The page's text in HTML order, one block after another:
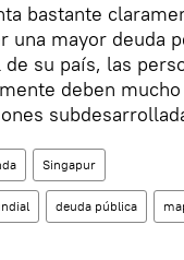
bastante
mayor deuda
su país, las
deben
Singapur
deuda pública